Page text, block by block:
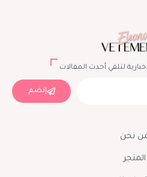
لتلقي أحدث المقالات
إنضم
نحن
المتجر